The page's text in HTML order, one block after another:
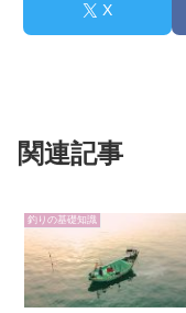
X
関連記事
釣りの基礎知識